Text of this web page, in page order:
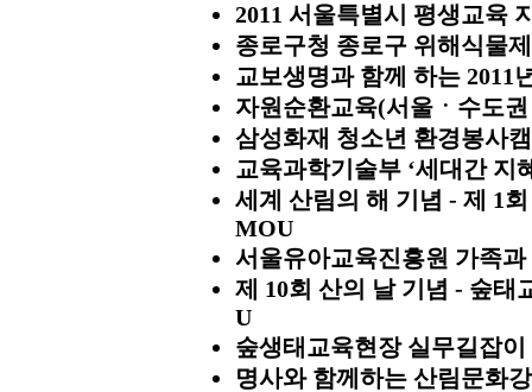
2011 서울특별시 평생교육
종로구청 종로구 위해식물
교보생명과 함께 하는 2011
자원순환교육(서울ㆍ수도
삼성화재 청소년 환경봉사
교육과학기술부 ‘세대간 지
세계 산림의 해 기념 - 제 1
MOU
서울유아교육진흥원 가족
제 10회 산의 날 기념 - 숲
U
숲생태교육현장 실무길잡
명사와 함께하는 산림문화